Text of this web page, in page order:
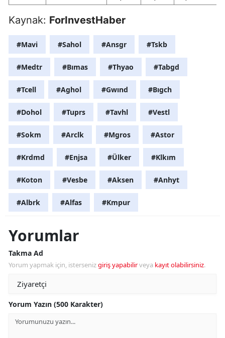
Kaynak: ForInvestHaber
#Mavi #Sahol #Ansgr #Tskb
#Medtr #Bımas #Thyao #Tabgd
#Tcell #Aghol #Gwınd #Bıgch
#Dohol #Tuprs #Tavhl #Vestl
#Sokm #Arclk #Mgros #Astor
#Krdmd #Enjsa #Ülker #Klkım
#Koton #Vesbe #Aksen #Anhyt
#Albrk #Alfas #Kmpur
Yorumlar
Takma Ad
Yorum yapmak için, istersenizgiriş yapabilirveya kayıt olabilirsiniz.
Yorum Yazın (500 Karakter)